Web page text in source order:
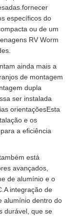
específicos do
ou de um
RV Worm
ainda mais a
de montagem
dupla
ser instalada
orientaçõesEsta
e os
a eficiência
está
avançados,
de alumínio e o
integração de
alumínio dentro do
durável, que se